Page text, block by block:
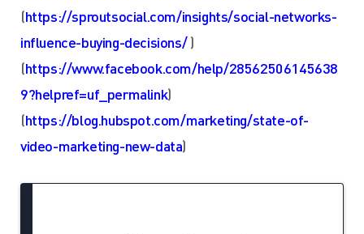
(https://sproutsocial.com/insights/social-networks-
influence-buying-decisions/)
(https://www.facebook.com/help/28562506145638
9?helpref=uf_permalink)
(https://blog.hubspot.com/marketing/state-of-
video-marketing-new-data)